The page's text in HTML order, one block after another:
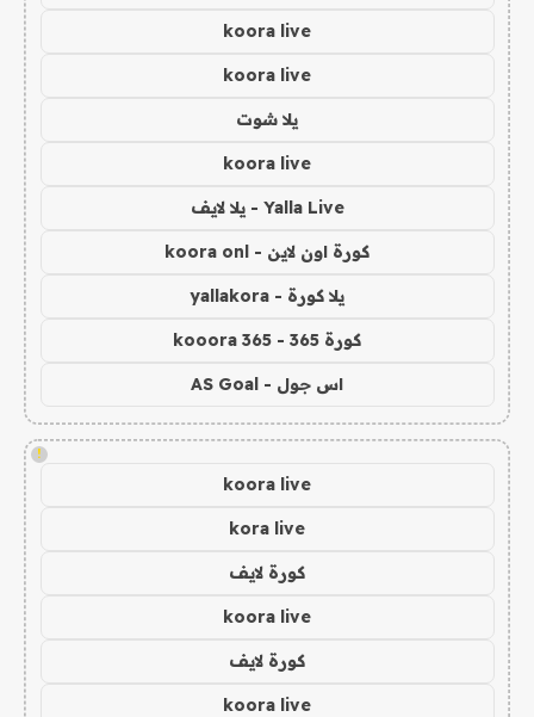
koora live
koora live
يلا شوت
koora live
Yalla Live - يلا لايف
كورة اون لاين - koora onl
يلا كورة - yallakora
كورة 365 - kooora 365
اس جول - AS Goal
!
koora live
kora live
كورة لايف
koora live
كورة لايف
koora live